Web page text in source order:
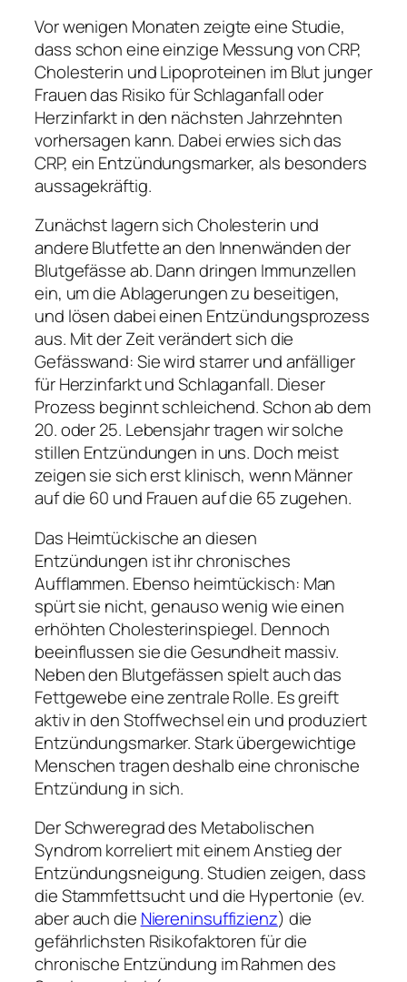
Vor wenigen Monaten zeigte eine Studie,
dass schon eine einzige Messung von CRP,
Cholesterin und Lipoproteinen im Blut junger
Frauen das Risiko für Schlaganfall oder
Herzinfarkt in den nächsten Jahrzehnten
vorhersagen kann. Dabei erwies sich das
CRP, ein Entzündungsmarker, als besonders
aussagekräftig.
Zunächst lagern sich Cholesterin und
andere Blutfette an den Innenwänden der
Blutgefässe ab. Dann dringen Immunzellen
ein, um die Ablagerungen zu beseitigen,
und lösen dabei einen Entzündungsprozess
aus. Mit der Zeit verändert sich die
Gefässwand: Sie wird starrer und anfälliger
für Herzinfarkt und Schlaganfall. Dieser
Prozess beginnt schleichend. Schon ab dem
20. oder 25. Lebensjahr tragen wir solche
stillen Entzündungen in uns. Doch meist
zeigen sie sich erst klinisch, wenn Männer
auf die 60 und Frauen auf die 65 zugehen.
Das Heimtückische an diesen
Entzündungen ist ihr chronisches
Aufflammen. Ebenso heimtückisch: Man
spürt sie nicht, genauso wenig wie einen
erhöhten Cholesterinspiegel. Dennoch
beeinflussen sie die Gesundheit massiv.
Neben den Blutgefässen spielt auch das
Fettgewebe eine zentrale Rolle. Es greift
aktiv in den Stoffwechsel ein und produziert
Entzündungsmarker. Stark übergewichtige
Menschen tragen deshalb eine chronische
Entzündung in sich.
Der Schweregrad des Metabolischen
Syndrom korreliert mit einem Anstieg der
Entzündungsneigung. Studien zeigen, dass
die Stammfettsucht und die Hypertonie (ev.
aber auch die Niereninsuffizienz) die
gefährlichsten Risikofaktoren für die
chronische Entzündung im Rahmen des